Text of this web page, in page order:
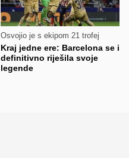
Osvojio je s ekipom 21 trofej
Kraj jedne ere: Barcelona se i
definitivno riješila svoje
legende